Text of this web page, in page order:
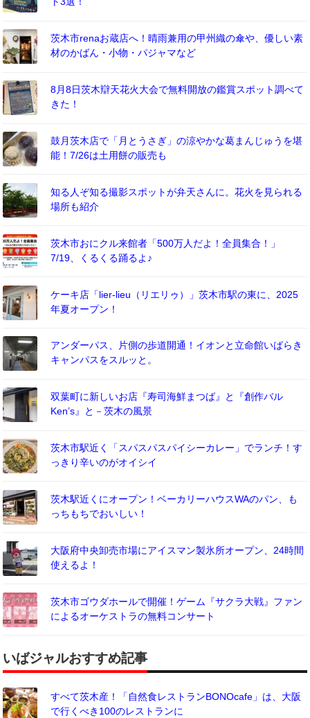
茨木市renaお蔵店へ！晴雨兼用の甲州織の傘や、優しい素
材のかばん・小物・パジャマなど
8月8日茨木辯天花火大会で無料開放の鑑賞スポット調べて
きた！
鼓月茨木店で「月とうさぎ」の涼やかな葛まんじゅうを堪
能！7/26は土用餅の販売も
知る人ぞ知る撮影スポットが弁天さんに。花火を見られる
場所も紹介
茨木市おにクル来館者「500万人だよ！全員集合！」
7/19、くるくる踊るよ♪
ケーキ店「lier-lieu（リエリゥ）」茨木市駅の東に、2025
年夏オープン！
アンダーパス、片側の歩道開通！イオンと立命館いばらき
キャンパスをスルッと。
双葉町に新しいお店『寿司海鮮まつば』と『創作バル
Ken’s』と－茨木の風景
茨木市駅近く「スパスパスパイシーカレー」でランチ！す
っきり辛いのがオイシイ
茨木駅近くにオープン！ベーカリーハウスWAのパン、も
っちもちでおいしい！
大阪府中央卸売市場にアイスマン製氷所オープン、24時間
使えるよ！
茨木市ゴウダホールで開催！ゲーム『サクラ大戦』ファン
によるオーケストラの無料コンサート
いばジャルおすすめ記事
すべて茨木産！「自然食レストランBONOcafe」は、大阪
で行くべき100のレストランに